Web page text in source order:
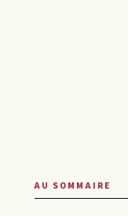
AU SOMMAIRE